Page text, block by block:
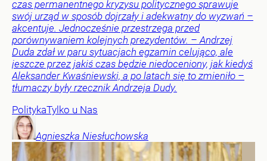
czas permanentnego kryzysu politycznego sprawuje
swój urząd w sposób dojrzały i adekwatny do wyzwań –
akcentuje. Jednocześnie przestrzega przed
porównywaniem kolejnych prezydentów. – Andrzej
Duda zdał w paru sytuacjach egzamin celująco, ale
jeszcze przez jakiś czas będzie niedoceniony, jak kiedyś
Aleksander Kwaśniewski, a po latach się to zmieniło –
tłumaczy były rzecznik Andrzeja Dudy.
PolitykaTylko u Nas
Agnieszka Niesłuchowska